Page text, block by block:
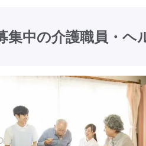
集中の介護職員・ヘ